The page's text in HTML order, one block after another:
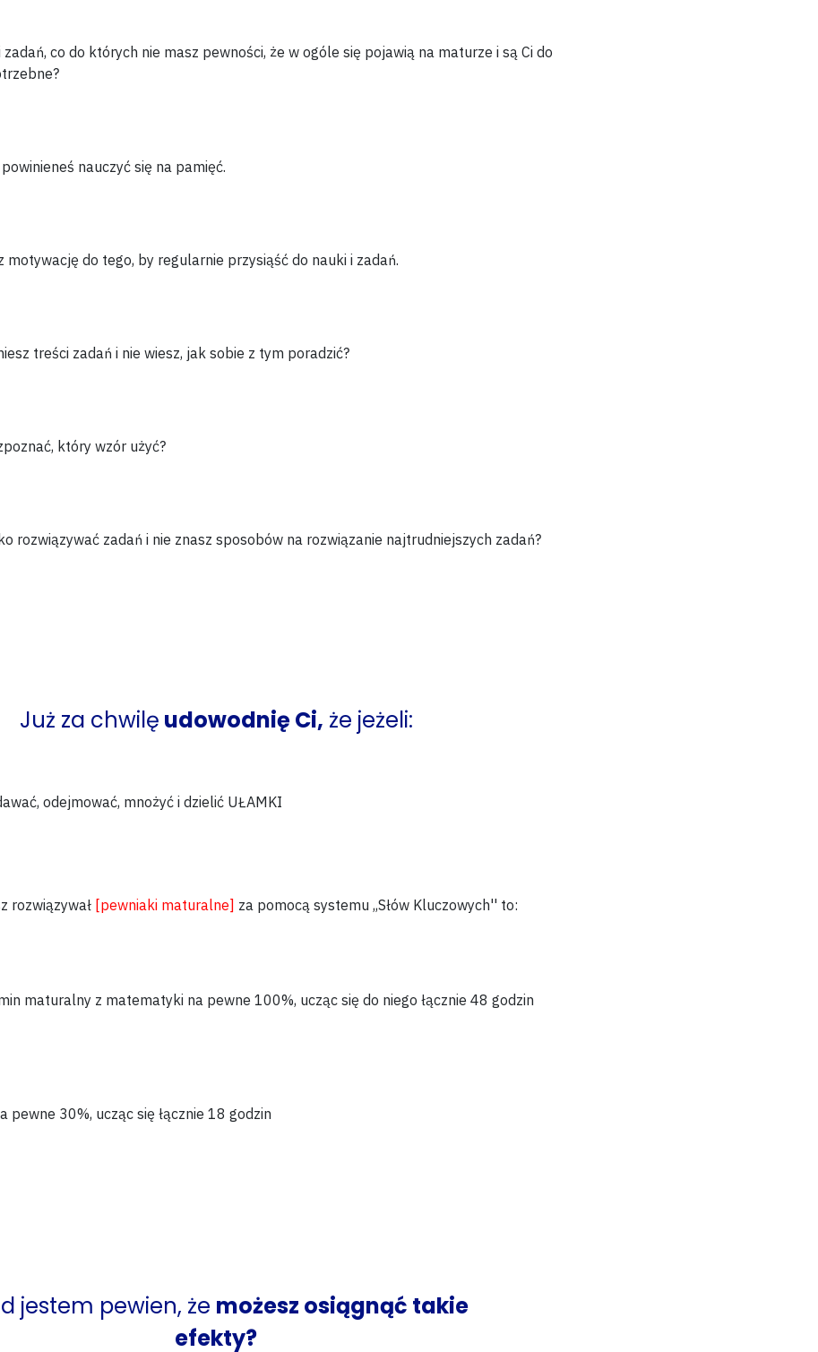
co do których nie masz pewności, że w ogóle się pojawią na maturze i są Ci do
nauczyć się na pamięć.
motywację do tego, by regularnie przysiąść do nauki i zadań.
treści zadań i nie wiesz, jak sobie z tym poradzić?
, który wzór użyć?
rozwiązywać zadań i nie znasz sposobów na rozwiązanie najtrudniejszych zadań?
Już za chwilę udowodnię Ci, że jeżeli:
odejmować, mnożyć i dzielić UŁAMKI
rozwiązywał [pewniaki maturalne] za pomocą systemu ,,Słów Kluczowych'' to:
maturalny z matematyki na pewne 100%, ucząc się do niego łącznie 48 godzin
pewne 30%, ucząc się łącznie 18 godzin
jestem pewien, że możesz osiągnąć takie
efekty?